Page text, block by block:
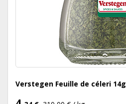
Verstegen Feuille de céleri 14g